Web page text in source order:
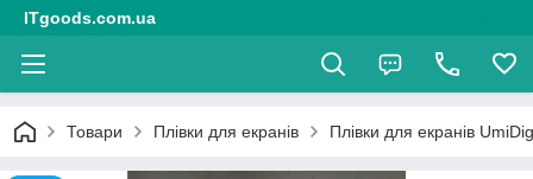
ITgoods.com.ua
Товари Плівки для екранів Плівки для екранів